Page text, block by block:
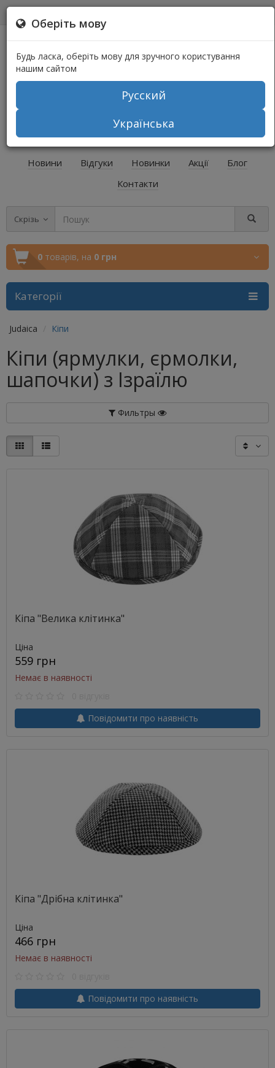
+38 (067) 541-64-04
+38 (073) 541-64-04
Новини Відгуки Новинки Акції
Блог
Контакти
Скрізь
0 товарів, на 0 грн
Категорії
Оберіть мову
Будь ласка, оберіть мову для зручного користування
нашим сайтом
Русский
Українська
Judaica Кіпи
Кіпи (ярмулки, єрмолки,
шапочки) з Ізраїлю
Фильтры
Кіпа "Велика клітинка"
Ціна
559 грн
Немає в наявності
Повідомити про наявність
Кіпа "Дрібна клітинка"
Ціна
466 грн
Немає в наявності
Повідомити про наявність